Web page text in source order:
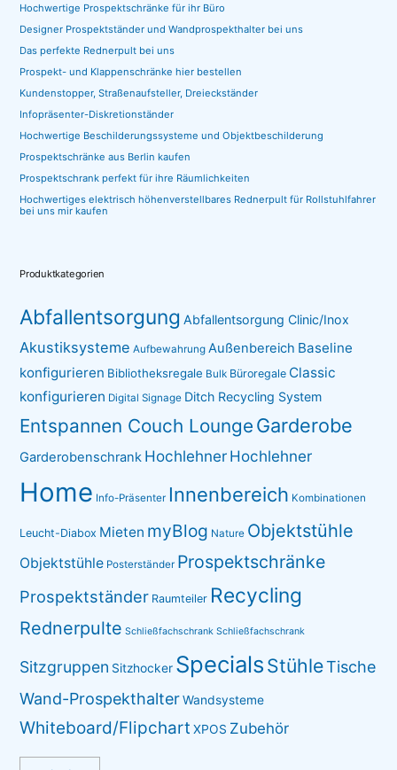
Hochwertige Prospektschränke für ihr Büro
Designer Prospektständer und Wandprospekthalter bei uns
Das perfekte Rednerpult bei uns
Prospekt- und Klappenschränke hier bestellen
Kundenstopper, Straßenaufsteller, Dreieckständer
Infopräsenter-Diskretionständer
Hochwertige Beschilderungssysteme und Objektbeschilderung
Prospektschränke aus Berlin kaufen
Prospektschrank perfekt für ihre Räumlichkeiten
Hochwertiges elektrisch höhenverstellbares Rednerpult für Rollstuhlfahrer
bei uns mir kaufen
Produktkategorien
Abfallentsorgung Abfallentsorgung Clinic/Inox
Akustiksysteme Aufbewahrung Außenbereich Baseline
konfigurieren Bibliotheksregale Bulk Büroregale Classic
konfigurieren Digital Signage Ditch Recycling System
Entspannen Couch Lounge Garderobe
Garderobenschrank HochlehnerHochlehner
Home Info-Präsenter Innenbereich Kombinationen
Leucht-Diabox Mieten myBlog Nature Objektstühle
Objektstühle Posterständer Prospektschränke
Prospektständer Raumteiler Recycling
Rednerpulte Schließfachschrank Schließfachschrank
Sitzgruppen Sitzhocker SpecialsStühleTische
Wand-ProspekthalterWandsysteme
Whiteboard/Flipchart XPOS Zubehör